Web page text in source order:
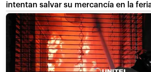
intentan salvar su mercancía en la